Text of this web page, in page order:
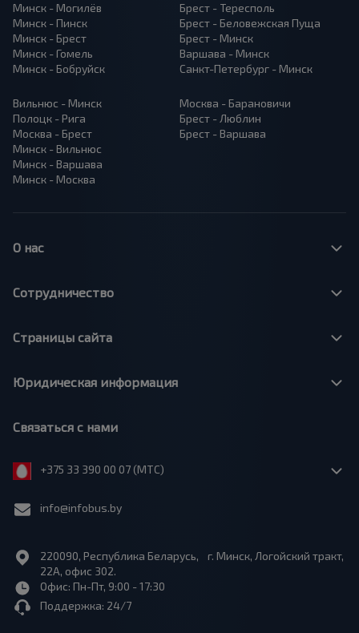
Минск - Могилёв
Минск - Пинск
Минск - Брест
Минск - Гомель
Минск - Бобруйск
Брест - Тересполь
Брест - Беловежская Пуща
Брест - Минск
Варшава - Минск
Санкт-Петербург - Минск
Вильнюс - Минск
Полоцк - Рига
Москва - Брест
Минск - Вильнюс
Минск - Варшава
Минск - Москва
Москва - Барановичи
Брест - Люблин
Брест - Варшава
О нас
Сотрудничество
Страницы сайта
Юридическая информация
Связаться с нами
+375 33 390 00 07 (МТС)
info@infobus.by
220090, Республика Беларусь, г. Минск, Логойский тракт,
22А, офис 302.
Офис: Пн-Пт, 9:00 - 17:30
Поддержка: 24/7